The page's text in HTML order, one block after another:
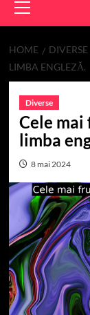
Menu
HOME DIVERSE
LIMBA ENGLEZĂ.
Diverse
Cele mai
limba
8 mai 2024